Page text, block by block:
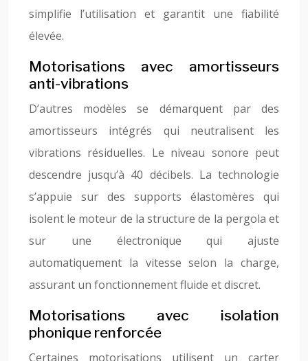
simplifie l’utilisation et garantit une fiabilité
élevée.
Motorisations avec amortisseurs
anti-vibrations
D’autres modèles se démarquent par des
amortisseurs intégrés qui neutralisent les
vibrations résiduelles. Le niveau sonore peut
descendre jusqu’à 40 décibels. La technologie
s’appuie sur des supports élastomères qui
isolent le moteur de la structure de la pergola et
sur une électronique qui ajuste
automatiquement la vitesse selon la charge,
assurant un fonctionnement fluide et discret.
Motorisations avec isolation
phonique renforcée
Certaines motorisations utilisent un carter